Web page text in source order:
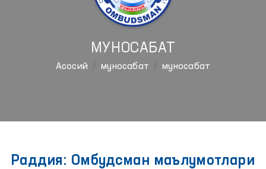
МУНОСАБАТ
Aсосий муносабат муносабат
Раддия: Омбудсман маълумотлари